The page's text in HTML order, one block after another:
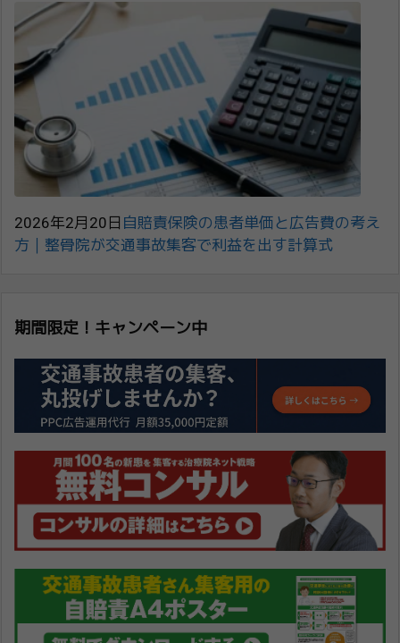
2026年2月20日 自賠責保険の患者単価と広告費の考え
方｜整骨院が交通事故集客で利益を出す計算式
期間限定！キャンペーン中